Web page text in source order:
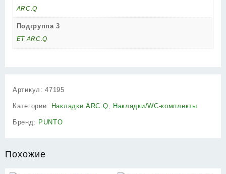
ARC.Q
Подгруппа 3
ET ARC.Q
Артикул:47195
Категории: Накладки ARC.Q Накладки/WC-комплекты
Бренд: PUNTO
Похожие